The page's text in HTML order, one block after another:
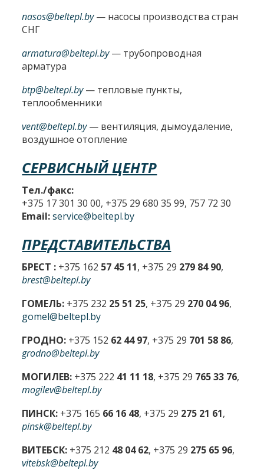
nasos@beltepl.by— насосы производства стран
СНГ
armatura@beltepl.by— трубопроводная
арматура
btp@beltepl.by— тепловые пункты,
теплообменники
vent@beltepl.by— вентиляция, дымоудаление,
воздушное отопление
СЕРВИСНЫЙ ЦЕНТР
Тел./факс:
+375 17 301 30 00, +375 29 680 35 99, 757 72 30
Email: service@beltepl.by
ПРЕДСТАВИТЕЛЬСТВА
БРЕСТ : +375 162 57 45 11, +375 29 279 84 90,
brest@beltepl.by
ГОМЕЛЬ: +375 232 25 51 25, +375 29 270 04 96,
gomel@beltepl.by
ГРОДНО: +375 152 62 44 97, +375 29 701 58 86,
grodno@beltepl.by
МОГИЛЕВ: +375 222 41 11 18, +375 29 765 33 76,
mogilev@beltepl.by
ПИНСК: +375 165 66 16 48, +375 29 275 21 61,
pinsk@beltepl.by
ВИТЕБСК: +375 212 48 04 62, +375 29 275 65 96,
vitebsk@beltepl.by